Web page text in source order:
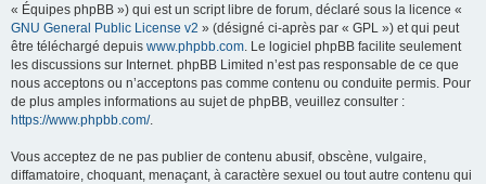
« Équipes phpBB ») qui est un script libre de forum, déclaré sous la licence «
GNU General Public License v2 » (désigné ci-après par « GPL ») et qui peut
être téléchargé depuis www.phpbb.com. Le logiciel phpBB facilite seulement
les discussions sur Internet. phpBB Limited n’est pas responsable de ce que
nous acceptons ou n’acceptons pas comme contenu ou conduite permis. Pour
de plus amples informations au sujet de phpBB, veuillez consulter :
https://www.phpbb.com/.
Vous acceptez de ne pas publier de contenu abusif, obscène, vulgaire,
diffamatoire, choquant, menaçant, à caractère sexuel ou tout autre contenu qui